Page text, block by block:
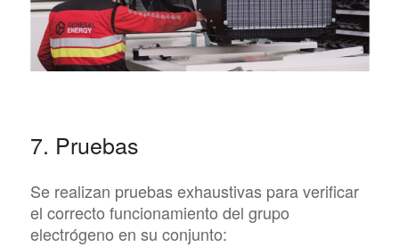
7. Pruebas
Se realizan pruebas exhaustivas para verificar
el correcto funcionamiento del grupo
electrógeno en su conjunto: